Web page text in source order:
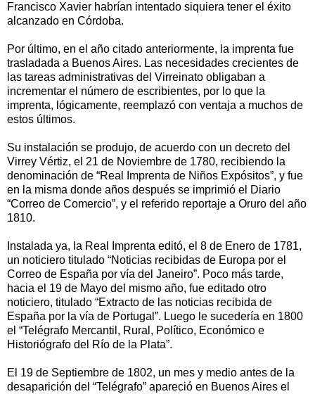
Francisco Xavier habrían intentado siquiera tener el éxito
alcanzado en Córdoba.
Por último, en el año citado anteriormente, la imprenta fue
trasladada a Buenos Aires. Las necesidades crecientes de
las tareas administrativas del Virreinato obligaban a
incrementar el número de escribientes, por lo que la
imprenta, lógicamente, reemplazó con ventaja a muchos de
estos últimos.
Su instalación se produjo, de acuerdo con un decreto del
Virrey Vértiz, el 21 de Noviembre de 1780, recibiendo la
denominación de “Real Imprenta de Niños Expósitos”, y fue
en la misma donde años después se imprimió el Diario
“Correo de Comercio”, y el referido reportaje a Oruro del año
1810.
Instalada ya, la Real Imprenta editó, el 8 de Enero de 1781,
un noticiero titulado “Noticias recibidas de Europa por el
Correo de España por vía del Janeiro”. Poco más tarde,
hacia el 19 de Mayo del mismo año, fue editado otro
noticiero, titulado “Extracto de las noticias recibida de
España por la vía de Portugal”. Luego le sucedería en 1800
el “Telégrafo Mercantil, Rural, Político, Económico e
Historiógrafo del Río de la Plata”.
El 19 de Septiembre de 1802, un mes y medio antes de la
desaparición del “Telégrafo” apareció en Buenos Aires el